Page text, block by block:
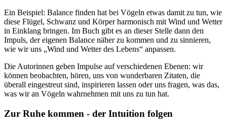
Ein Beispiel: Balance finden hat bei Vögeln etwas damit zu tun, wie
diese Flügel, Schwanz und Körper harmonisch mit Wind und Wetter
in Einklang bringen. Im Buch gibt es an dieser Stelle dann den
Impuls, der eigenen Balance näher zu kommen und zu sinnieren,
wie wir uns „Wind und Wetter des Lebens“ anpassen.
Die Autorinnen geben Impulse auf verschiedenen Ebenen: wir
können beobachten, hören, uns von wunderbaren Zitaten, die
überall eingestreut sind, inspirieren lassen oder uns fragen, was das,
was wir an Vögeln wahrnehmen mit uns zu tun hat.
Zur Ruhe kommen - der Intuition folgen